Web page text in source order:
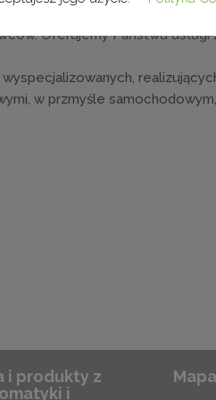
prowadzącą projekty
Oferujemy Państwu usługi
w przmyśle
i produkty z
i